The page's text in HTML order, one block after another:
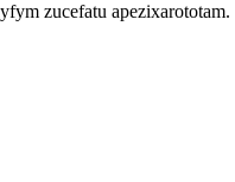
zucefatu